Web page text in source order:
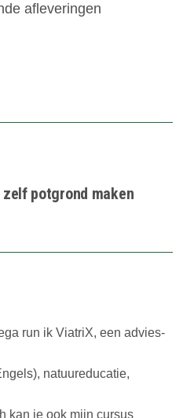
afleveringen
zelf potgrond maken
run ik ViatriX, een advies-
natuureducatie,
kan je ook mijn cursus